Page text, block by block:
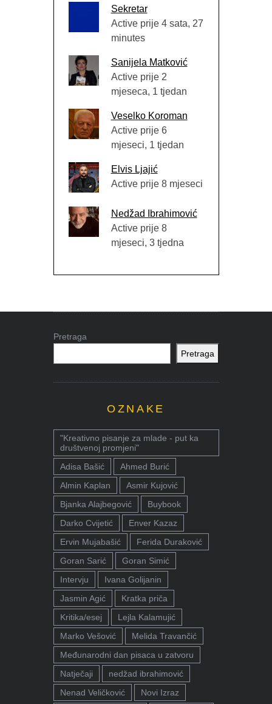
Sekretar
Active prije 4 sata, 27
minutes
Sanijela Matković
Active prije 2
mjeseca, 1 tjedan
Veselko Koroman
Active prije 6
mjeseci, 1 tjedan
Elvis Ljajić
Active prije 8 mjeseci
Nedžad Ibrahimović
Active prije 8
mjeseci, 3 tjedna
Pretraga
Pretraga
OZNAKE
"Kreativno pisanje za mlade - put ka
društvenoj promjeni"
Adisa Bašić
Ahmed Burić
Almin Kaplan
Asmir Kujović
Bjanka Alajbegović
Buybook
Darko Cvijetić
Enver Kazaz
Ervin Mujabašić
Ferida Duraković
Goran Sarić
Goran Simić
Intervju
Ivana Golijanin
Jasmin Agić
Kratka priča
Kritika/esej
Lejla Kalamujić
Marko Vešović
Melida Travančić
Međunarodni dan pisaca u zatvoru
Natječaji
nedžad ibrahimović
Nenad Veličković
Novi Izraz